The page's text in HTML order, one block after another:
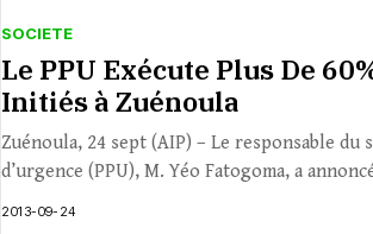
SOCIETE
Le PPU Exécute Plus De
Initiés à Zuénoula
Zuénoula, 24 sept (AIP) – Le responsable
d’urgence (PPU), M. Yéo Fatogoma, a
2013-09-24